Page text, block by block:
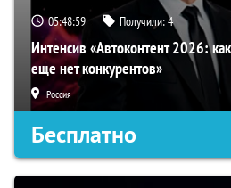
05:48:58 Получили:4
Интенсив «Автоконтент 2026:
еще нет конкурентов»
Россия
Бесплатно